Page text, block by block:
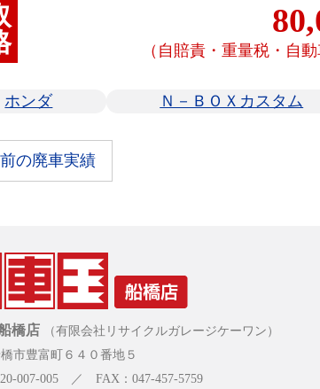
（自賠責・重量税・自動
ホンダ Ｎ－ＢＯＸカスタム
の廃車実績
橋店
（有限会社リサイクルガレージケーワン）
市豊富町６４０番地５
007-005 ／ FAX：047-457-5759